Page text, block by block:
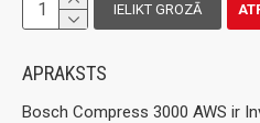
IELIKT GROZĀ
APRAKSTS
Bosch Compress 3000 AWS ir